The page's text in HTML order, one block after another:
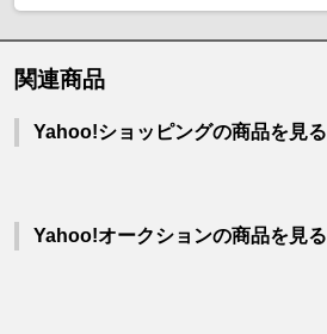
関連商品
Yahoo!ショッピングの商品を見る
Yahoo!オークションの商品を見る